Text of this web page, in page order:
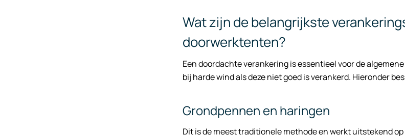
Wat zijn de belangrijkste
doorwerktenten?
Een doordachte verankering is essentieel voor de
bij harde wind als deze niet goed is verankerd. Hieronder
Grondpennen en haringen
Dit is de meest traditionele methode en werkt uitstekend